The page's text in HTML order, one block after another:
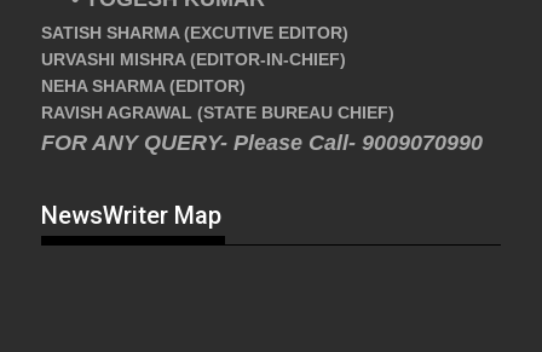
SATISH SHARMA (EXCUTIVE EDITOR)
URVASHI MISHRA (EDITOR-IN-CHIEF)
NEHA SHARMA (EDITOR)
RAVISH AGRAWAL (STATE BUREAU CHIEF)
FOR ANY QUERY- Please Call- 9009070990
NewsWriter Map